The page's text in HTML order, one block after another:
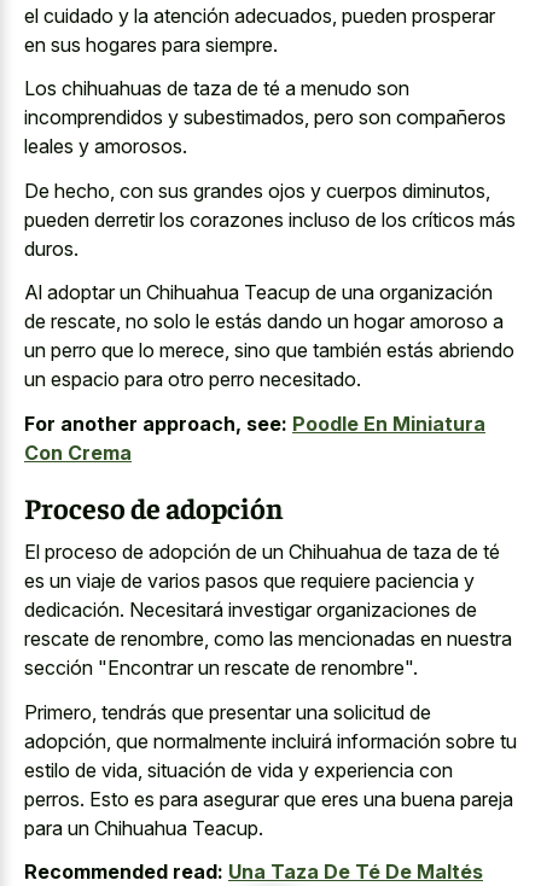
el cuidado y la atención adecuados, pueden prosperar
en sus hogares para siempre.
Los chihuahuas de taza de té a menudo son
incomprendidos y subestimados, pero son compañeros
leales y amorosos.
De hecho, con sus grandes ojos y cuerpos diminutos,
pueden derretir los corazones incluso de los críticos más
duros.
Al adoptar un Chihuahua Teacup de una organización
de rescate, no solo le estás dando un hogar amoroso a
un perro que lo merece, sino que también estás abriendo
un espacio para otro perro necesitado.
For another approach, see: Poodle En Miniatura
Con Crema
Proceso de adopción
El proceso de adopción de un Chihuahua de taza de té
es un viaje de varios pasos que requiere paciencia y
dedicación. Necesitará investigar organizaciones de
rescate de renombre, como las mencionadas en nuestra
sección "Encontrar un rescate de renombre".
Primero, tendrás que presentar una solicitud de
adopción, que normalmente incluirá información sobre tu
estilo de vida, situación de vida y experiencia con
perros. Esto es para asegurar que eres una buena pareja
para un Chihuahua Teacup.
Recommended read: Una Taza De Té De Maltés